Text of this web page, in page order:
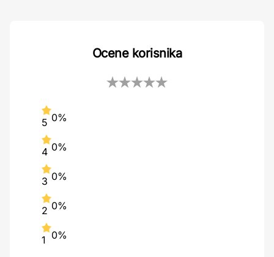
Ocene korisnika
5 0%
4 0%
3 0%
2 0%
1 0%